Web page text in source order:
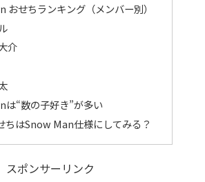
おせちランキング（メンバー別）
介
“数の子好き”が多い
ちはSnow Man仕様にしてみる？
スポンサーリンク